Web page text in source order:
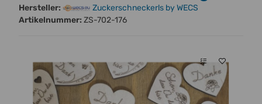
Hersteller:
Zuckerschneckerls by WECS
Artikelnummer: ZS-702-176